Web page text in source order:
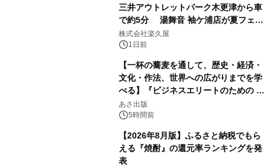
三井アウトレットパーク木更津から車
で約5分 湯舞音 袖ケ浦店が夏フェア
メニューを提供
株式会社楽久屋
1日前
【一杯の蕎麦を通して、歴史・経済・
文化・作法、世界への広がりまでを学
べる】『ビジネスエリートのための 教
養としての蕎麦』2026年8月25日
（火）発売
あさ出版
5時間前
【2026年8月版】ふるさと納税でもら
える『焼酎』の還元率ランキングを発
表